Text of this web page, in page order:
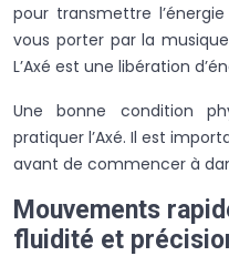
pour transmettre
vous porter par la
L’Axé est une libération
Une bonne condition
pratiquer l’Axé. Il est
avant de commencer à
Mouvements
fluidité et